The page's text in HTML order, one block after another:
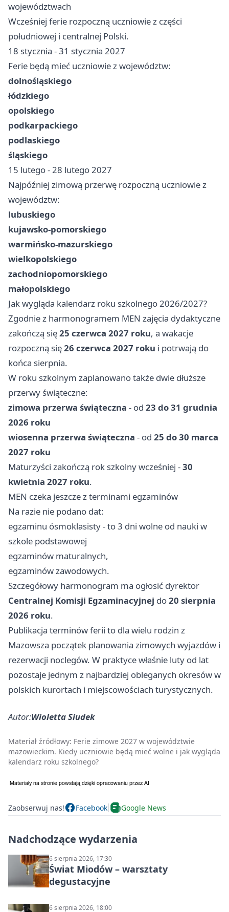
województwach
Wcześniej ferie rozpoczną uczniowie z części
południowej i centralnej Polski.
18 stycznia - 31 stycznia 2027
Ferie będą mieć uczniowie z województw:
dolnośląskiego
łódzkiego
opolskiego
podkarpackiego
podlaskiego
śląskiego
15 lutego - 28 lutego 2027
Najpóźniej zimową przerwę rozpoczną uczniowie z
województw:
lubuskiego
kujawsko-pomorskiego
warmińsko-mazurskiego
wielkopolskiego
zachodniopomorskiego
małopolskiego
Jak wygląda kalendarz roku szkolnego 2026/2027?
Zgodnie z harmonogramem MEN zajęcia dydaktyczne
zakończą się25 czerwca 2027 roku, a wakacje
rozpoczną się26 czerwca 2027 roku i potrwają do
końca sierpnia.
W roku szkolnym zaplanowano także dwie dłuższe
przerwy świąteczne:
zimowa przerwa świąteczna - od 23 do 31 grudnia
2026 roku
wiosenna przerwa świąteczna - od 25 do 30 marca
2027 roku
Maturzyści zakończą rok szkolny wcześniej -30
kwietnia 2027 roku.
MEN czeka jeszcze z terminami egzaminów
Na razie nie podano dat:
egzaminu ósmoklasisty - to 3 dni wolne od nauki w
szkole podstawowej
egzaminów maturalnych,
egzaminów zawodowych.
Szczegółowy harmonogram ma ogłosić dyrektor
Centralnej Komisji Egzaminacyjnej do20 sierpnia
2026 roku.
Publikacja terminów ferii to dla wielu rodzin z
Mazowsza początek planowania zimowych wyjazdów i
rezerwacji noclegów. W praktyce właśnie luty od lat
pozostaje jednym z najbardziej obleganych okresów w
polskich kurortach i miejscowościach turystycznych.
Autor:Wioletta Siudek
Materiał źródłowy: Ferie zimowe 2027 w województwie
mazowieckim. Kiedy uczniowie będą mieć wolne i jak wygląda
kalendarz roku szkolnego?
Zaobserwuj nas! Facebook Google News
Nadchodzące wydarzenia
6 sierpnia 2026, 17:30
Świat Miodów – warsztaty
degustacyjne
6 sierpnia 2026, 18:00